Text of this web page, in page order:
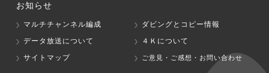
お知らせ
マルチチャンネル編成
ダビングとコピー情報
データ放送について
４Ｋについて
サイトマップ
ご意見・ご感想・お問い合わせ